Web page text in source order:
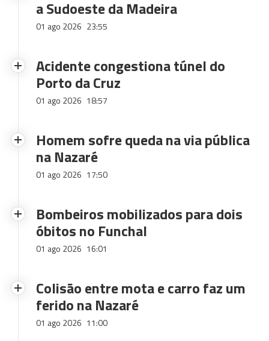
a Sudoeste da Madeira
01 ago 2026 23:55
Acidente congestiona túnel do
Porto da Cruz
01 ago 2026 18:57
Homem sofre queda na via pública
na Nazaré
01 ago 2026 17:50
Bombeiros mobilizados para dois
óbitos no Funchal
01 ago 2026 16:01
Colisão entre mota e carro faz um
ferido na Nazaré
01 ago 2026 11:00